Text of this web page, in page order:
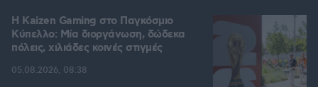
H Kaizen Gaming στο Παγκόσμιο
Kύπελλο: Μία διοργάνωση, δώδεκα
πόλεις, χιλιάδες κοινές στιγμές
05.08.2026, 08:38